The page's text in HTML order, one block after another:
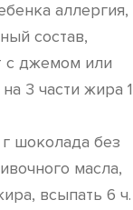
аллергия,
состав,
с джемом или
3 части жира 1
шоколада без
масла,
всыпать 6 ч.